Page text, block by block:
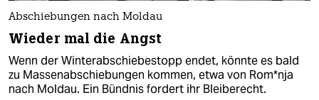
Abschiebungen nach Moldau
Wieder mal die Angst
Wenn der Winterabschiebestopp endet, könnte es bald
zu Massenabschiebungen kommen, etwa von Rom*­nja
nach Moldau. Ein Bündnis fordert ihr Bleiberecht.